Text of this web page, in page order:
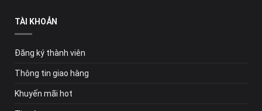
TÀI KHOẢN
Đăng ký thành viên
Thông tin giao hàng
Khuyến mãi hot